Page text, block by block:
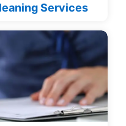
Services